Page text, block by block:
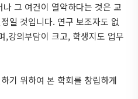
그 여건이 열악하다는 것은 교
일 것입니다. 연구 보조자도 없
,강의부담이 크고, 학생지도 업무
기 위하여 본 학회를 창립하게